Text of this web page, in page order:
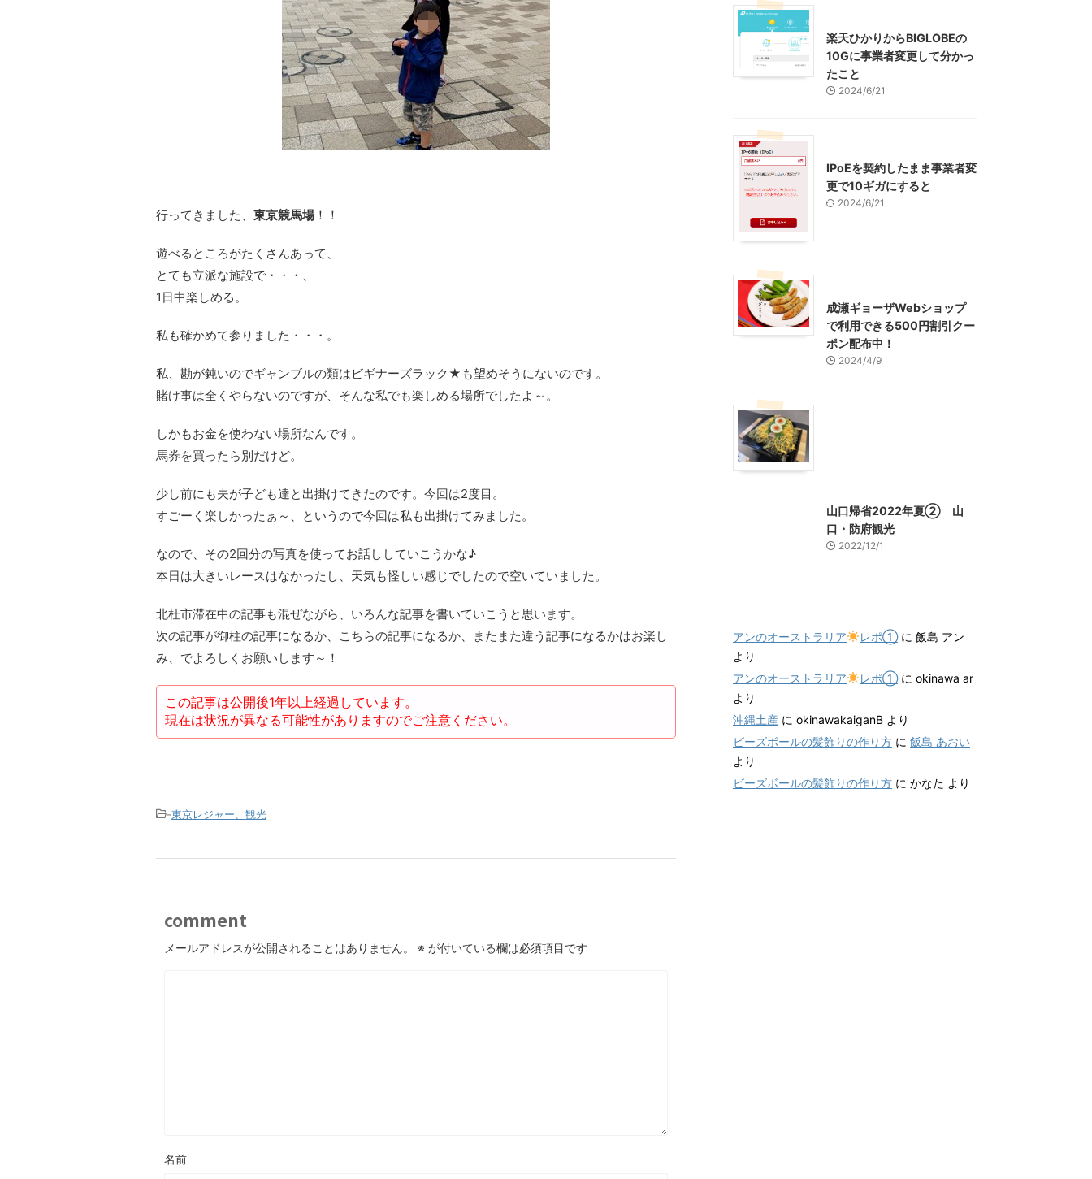
行ってきました、 東京競馬場！！
遊べるところがたくさんあって、
とても立派な施設で・・・、
1日中楽しめる。
私も確かめて参りました・・・。
私、勘が鈍いのでギャンブルの類はビギナーズラック★も望めそうにないのです。
賭け事は全くやらないのですが、そんな私でも楽しめる場所でしたよ～。
しかもお金を使わない場所なんです。
馬券を買ったら別だけど。
少し前にも夫が子ども達と出掛けてきたのです。今回は2度目。
すごーく楽しかったぁ～、というので今回は私も出掛けてみました。
なので、その2回分の写真を使ってお話ししていこうかな♪
本日は大きいレースはなかったし、天気も怪しい感じでしたので空いていました。
北杜市滞在中の記事も混ぜながら、いろんな記事を書いていこうと思います。
次の記事が御柱の記事になるか、こちらの記事になるか、またまた違う記事になるかはお楽し
み、でよろしくお願いします～！
この記事は公開後1年以上経過しています。
現在は状況が異なる可能性がありますのでご注意ください。
-東京レジャー、観光
comment
メールアドレスが公開されることはありません。 ※ が付いている欄は必須項目です
名前
楽天ひかりからBIGLOBEの
10Gに事業者変更して分かっ
たこと
2024/6/21
IPoEを契約したまま事業者変
更で10ギガにすると
2024/6/21
成瀬ギョーザWebショップ
で利用できる500円割引クー
ポン配布中！
2024/4/9
山口帰省2022年夏② 山
口・防府観光
2022/12/1
アンのオーストラリア レポ①に 飯島 アン
より
アンのオーストラリア
レポ①に okinawa ar
より
沖縄土産 に okinawakaiganB より
ビーズボールの髪飾りの作り方 に 飯島 あおい
より
ビーズボールの髪飾りの作り方 に かなた より